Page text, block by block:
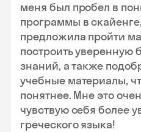
меня был пробел в
программы в
предложила пройти
построить уверенную
знаний, а также
учебные материалы,
понятнее. Мне это
чувствую себя более
греческого языка!